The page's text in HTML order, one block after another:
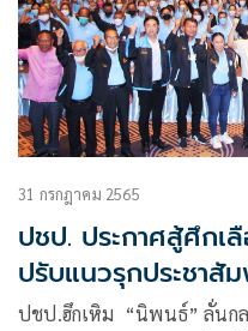
31 กรกฎาคม 2565
ปชป. ประกาศสู้ศึกเ
ปรับแนวรุกประชาสั
ปชป.ฮึกเหิม “นิพนธ์” ลั่นกลองรบศึกเลือกตั้ง ส่งสัญญาณ สาขา